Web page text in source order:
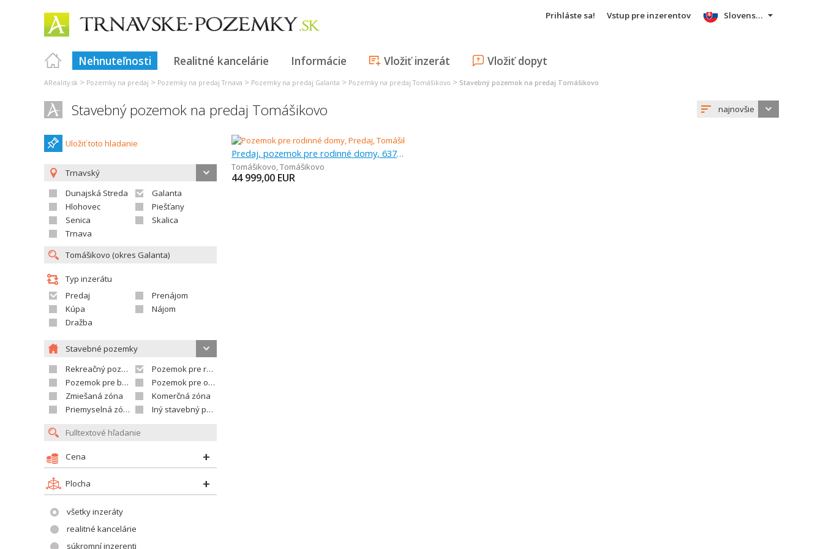
Prihláste sa! Vstup pre inzerentov
Nehnuteľnosti Realitné kancelárie Informácie Vložiť inzerát Vložiť dopyt
Slovensky
AReality.sk > Pozemky na predaj > Pozemky na predaj Trnava > Pozemky na predaj Galanta > Pozemky na predaj Tomášikovo > Stavebný pozemok na predaj Tomášikovo
Stavebný pozemok na predaj Tomášikovo najnovšie
Uložiť toto hladanie
Trnavský
Dunajská Streda
Galanta
Hlohovec
Piešťany
Senica
Skalica
Trnava
Typ inzerátu
Predaj
Prenájom
Kúpa
Nájom
Dražba
Stavebné pozemky
Rekreačný pozemok
Pozemok pre rodinné domy
Pozemok pre bytovú výstavbu
Pozemok pre občian.vybavenosť
Zmiešaná zóna
Komerčná zóna
Priemyselná zóna
Iný stavebný pozemok
Cena
Plocha
všetky inzeráty
realitné kancelárie
súkromní inzerenti
Predaj, pozemok pre rodinné domy, 637 m
Tomášikovo,Tomášikovo
44 999,00 EUR